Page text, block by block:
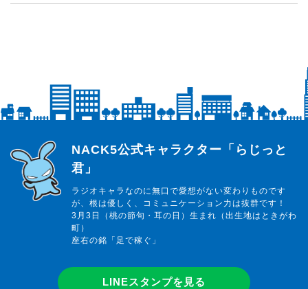
らじっと君
NACK5公式キャラクター「らじっと
君」
ラジオキャラなのに無口で愛想がない変わりものです
が、根は優しく、コミュニケーション力は抜群です！
3月3日（桃の節句・耳の日）生まれ（出生地はときがわ
町）
座右の銘「足で稼ぐ」
LINEスタンプを見る